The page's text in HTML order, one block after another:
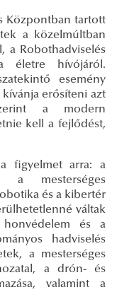
Központban tartott
a közelmúltban
a Robothadviselés
életre hívójáról.
esemény
erősíteni azt
a modern
kell a fejlődést,
figyelmet arra: a
a mesterséges
és a kibertér
váltak
és a
hadviselés
a mesterséges
a drón- és
valamint a